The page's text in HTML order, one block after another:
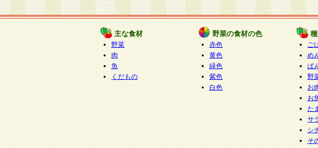
ぱくすく食堂個人情報お客様相談窓口
paku-
個人情報を与えることは任意ですが、個人情報の取扱いについ
合には、当社のサービスの提供、お客様からのお問い合わせ・
い場合がございますのでご了承ください。
主な食材
野菜
肉
魚
くだもの
野菜の食材の色
赤色
黄色
緑色
紫色
白色
ご
め
ぱ
野
お
お
た
サ
シ
そ